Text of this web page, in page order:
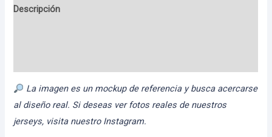
Descripción
La imagen es un mockup de referencia y busca acercarse
al diseño real. Si deseas ver fotos reales de nuestros
jerseys, visita nuestro Instagram.